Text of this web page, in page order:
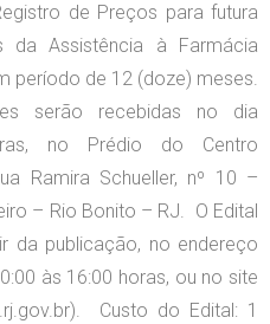
de Preços para futura
da Assistência à Farmácia
período de 12 (doze) meses.
serão recebidas no dia
no Prédio do Centro
Ramira Schueller, nº 10 –
– Rio Bonito – RJ. O Edital
da publicação, no endereço
às 16:00 horas, ou no site
Custo do Edital: 1